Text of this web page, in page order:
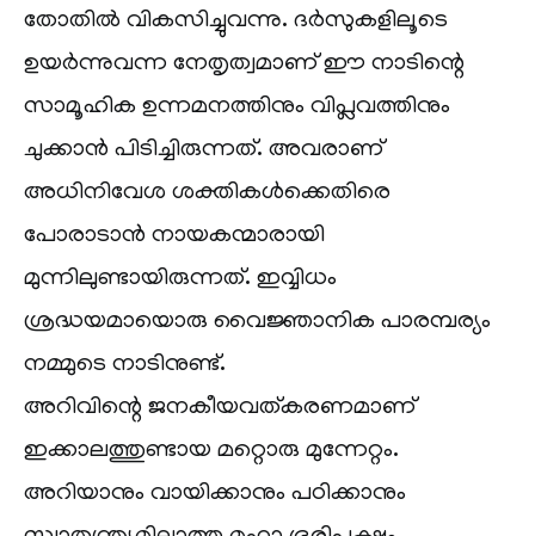
തോതിൽ വികസിച്ചുവന്നു. ദർസുകളിലൂടെ
ഉയർന്നുവന്ന നേതൃത്വമാണ് ഈ നാടിന്റെ
സാമൂഹിക ഉന്നമനത്തിനും വിപ്ലവത്തിനും
ചുക്കാൻ പിടിച്ചിരുന്നത്. അവരാണ്
അധിനിവേശ ശക്തികൾക്കെതിരെ
പോരാടാൻ നായകന്മാരായി
മുന്നിലുണ്ടായിരുന്നത്. ഇവ്വിധം
ശ്രദ്ധയമായൊരു വൈജ്ഞാനിക പാരമ്പര്യം
നമ്മുടെ നാടിനുണ്ട്.
അറിവിന്റെ ജനകീയവത്കരണമാണ്
ഇക്കാലത്തുണ്ടായ മറ്റൊരു മുന്നേറ്റം.
അറിയാനും വായിക്കാനും പഠിക്കാനും